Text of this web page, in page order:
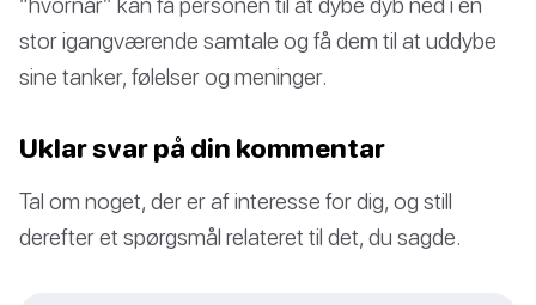
stor igangværende samtale og få dem til at uddybe
sine tanker, følelser og meninger.
Uklar svar på din kommentar
Tal om noget, der er af interesse for dig, og still
derefter et spørgsmål relateret til det, du sagde.